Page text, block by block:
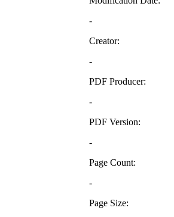
-
Creator:
-
PDF Producer:
-
PDF Version:
-
Page Count:
-
Page Size: